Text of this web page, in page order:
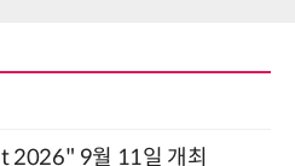
9월 11일 개최